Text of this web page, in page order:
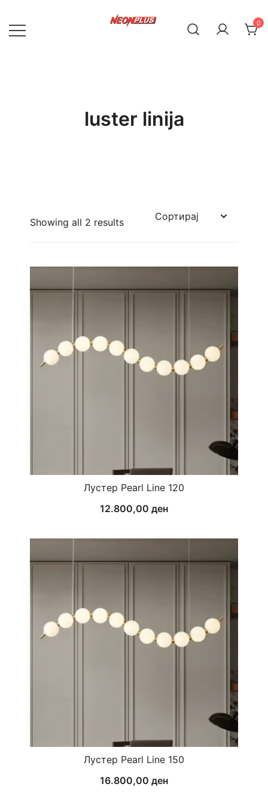
content
0
luster linija
Showing all 2 results
Лустер Pearl Line 120
12.800,00 ден
Лустер Pearl Line 150
16.800,00 ден